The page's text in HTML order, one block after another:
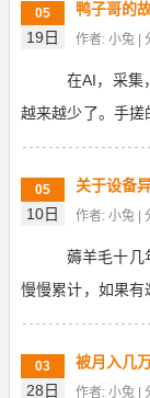
05
19日
鸭子哥的故
作者: 小兔 |
在AI，采集
越来越少了。手
到的东西，比如今
05
10日
关于设备
作者: 小兔 |
薅羊毛十几
慢慢累计，如果有
不说以前，就谈现
03
28日
被月入几
作者: 小兔 |